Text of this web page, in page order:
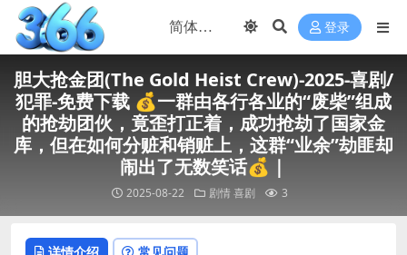
登录
胆大抢金团(The Gold Heist Crew)-2025-喜剧/
犯罪-免费下载 💰一群由各行各业的“废柴”组成
的抢劫团伙，竟歪打正着，成功抢劫了国家金
库，但在如何分赃和销赃上，这群“业余”劫匪却
闹出了无数笑话💰｜
2025-08-22 剧情喜剧 3